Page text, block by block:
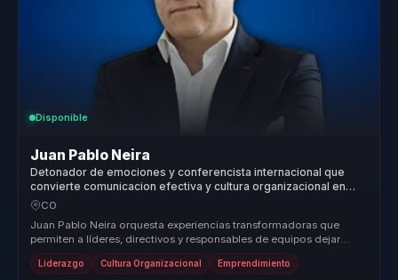
Disponible
Juan Pablo Neira
Detonador de emociones y conferencista internacional que
convierte comunicacion efectiva y cultura organizacional en
crecimiento para lideres y empresas.
CO
Juan Pablo Neira orquesta experiencias transformadoras que
permiten a líderes, directivos y responsables de equipos dejar
atrás la desali...
Liderazgo Cultura Organizacional Emprendimiento